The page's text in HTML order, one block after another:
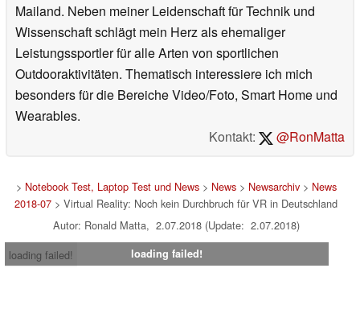
Mailand. Neben meiner Leidenschaft für Technik und
Wissenschaft schlägt mein Herz als ehemaliger
Leistungssportler für alle Arten von sportlichen
Outdooraktivitäten. Thematisch interessiere ich mich
besonders für die Bereiche Video/Foto, Smart Home und
Wearables.
Kontakt:
@RonMatta
> Notebook Test, Laptop Test und News> News> Newsarchiv> News
2018-07 > Virtual Reality: Noch kein Durchbruch für VR in Deutschland
Autor: Ronald Matta, 2.07.2018 (Update: 2.07.2018)
loading failed!
loading failed!